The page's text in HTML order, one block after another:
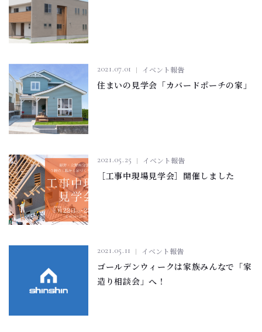
2021.07.01 イベント報告
住まいの見学会「カバードポーチの家」
2021.05.25 イベント報告
［工事中現場見学会］開催しました
2021.05.11 イベント報告
ゴールデンウィークは家族みんなで「家
造り相談会」へ！